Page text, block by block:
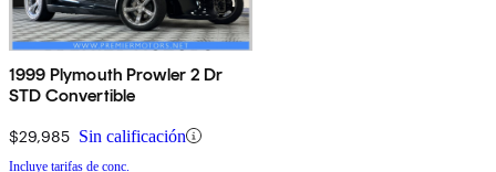
1999 Plymouth Prowler 2 Dr
STD Convertible
$29,985 Sin calificación
Incluye tarifas de conc.